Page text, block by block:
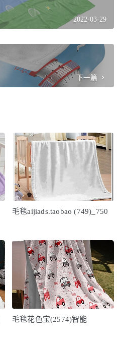
2022-03-29
下一篇
毛毯aijiads.taobao (749)_750
毛毯花色宝(2574)智能